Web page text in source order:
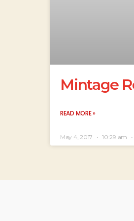
Mintage
READ MORE »
May 4, 2017 10:29 am